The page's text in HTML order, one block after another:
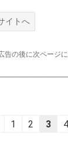
イトへ
広告の後に次ページ
1 2 3 4